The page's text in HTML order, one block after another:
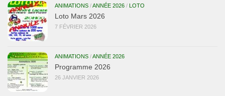
ANIMATIONS /ANNÉE 2026 / LOTO
Loto Mars 2026
7 FÉVRIER 2026
ANIMATIONS /ANNÉE 2026
Programme 2026
26 JANVIER 2026